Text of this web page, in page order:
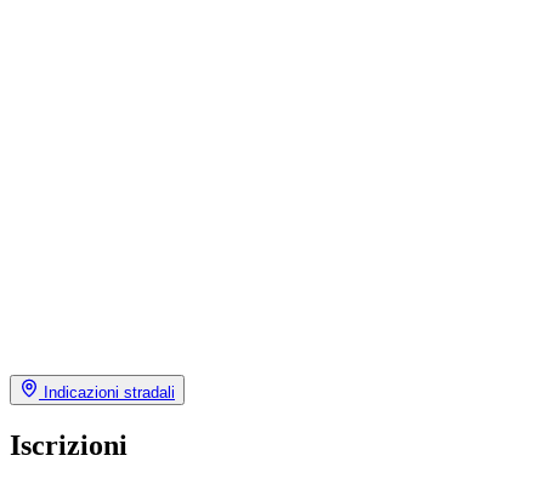
Indicazioni stradali
Iscrizioni